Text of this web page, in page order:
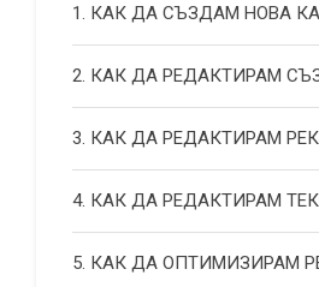
1. КАК ДА СЪЗДАМ НОВА
2. КАК ДА РЕДАКТИРАМ
3. КАК ДА РЕДАКТИРАМ
4. КАК ДА РЕДАКТИРАМ
5. КАК ДА ОПТИМИЗИРАМ